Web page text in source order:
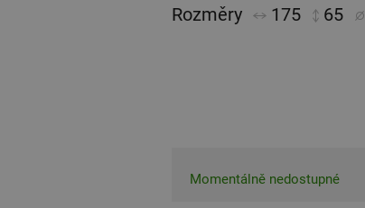
Rozměry 175 65
Momentálně nedostupné